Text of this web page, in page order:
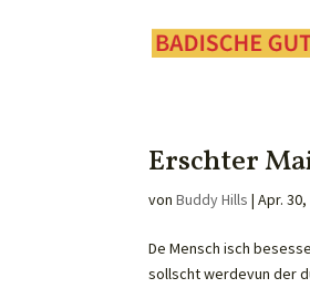
Erschter
vonBuddy Hills |Apr.
De Mensch isch
sollscht werdevun der